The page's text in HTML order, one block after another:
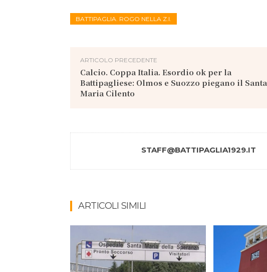
BATTIPAGLIA. ROGO NELLA Z.I.
ARTICOLO PRECEDENTE
Calcio. Coppa Italia. Esordio ok per la
Battipagliese: Olmos e Suozzo piegano il Santa
Maria Cilento
STAFF@BATTIPAGLIA1929.IT
ARTICOLI SIMILI